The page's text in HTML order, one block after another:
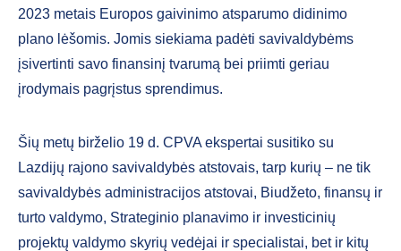
2023 metais Europos gaivinimo atsparumo didinimo
plano lėšomis. Jomis siekiama padėti savivaldybėms
įsivertinti savo finansinį tvarumą bei priimti geriau
įrodymais pagrįstus sprendimus.
Šių metų birželio 19 d. CPVA ekspertai susitiko su
Lazdijų rajono savivaldybės atstovais, tarp kurių – ne tik
savivaldybės administracijos atstovai, Biudžeto, finansų ir
turto valdymo, Strateginio planavimo ir investicinių
projektų valdymo skyrių vedėjai ir specialistai, bet ir kitų